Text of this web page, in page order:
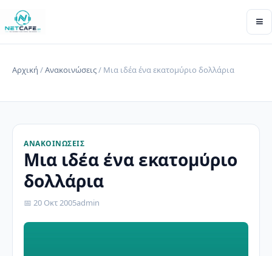
≡
Αρχική /Ανακοινώσεις/ Μια ιδέα ένα εκατομύριο δολλάρια
ΑΝΑΚΟΙΝΏΣΕΙΣ
Μια ιδέα ένα εκατομύριο
δολλάρια
📅 20 Οκτ 2005admin